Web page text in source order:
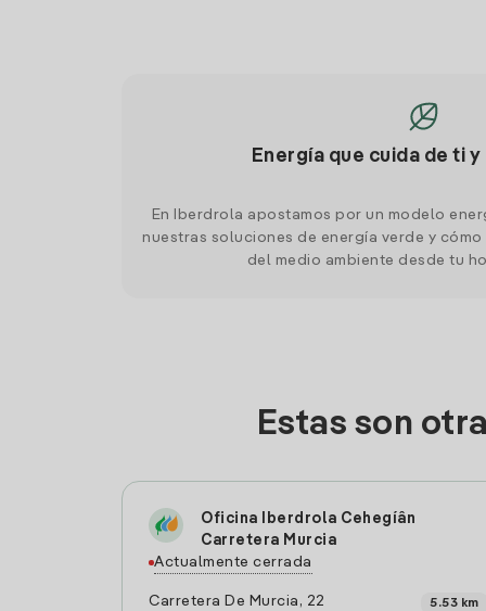
Energía que cuida de ti
En Iberdrola apostamos por un modelo
nuestras soluciones de energía verde y
del medio ambiente desde tu
Estas son
Oficina Iberdrola Cehegí­â­n
Carretera Murcia
Actualmente cerrada
Carretera De Murcia, 22
5.53 km